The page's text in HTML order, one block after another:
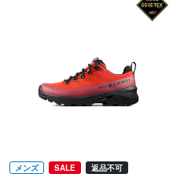
メンズ SALE 返品不可